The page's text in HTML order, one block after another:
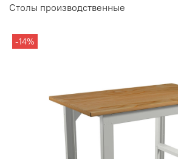
Столы производственные
-14%